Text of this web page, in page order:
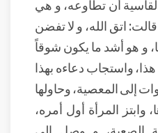
أن تطاوعه، و هي
اتق الله، و لا تفضن
و هو أشد ما يكون شوقاً
هذا، واستجاب دعاءه بهذا
إلى المعصية، وحاولها
المرأة أول أمره،